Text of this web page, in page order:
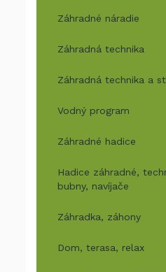
Záhradné náradie
Záhradná technika
Záhradná technika a
Vodný program
Záhradné hadice
Hadice záhradné,
bubny, navíjače
Záhradka, záhony
Dom, terasa, relax